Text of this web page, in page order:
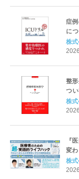
症
に
ル
株
整
つ
学
株
『
変
ー3
株